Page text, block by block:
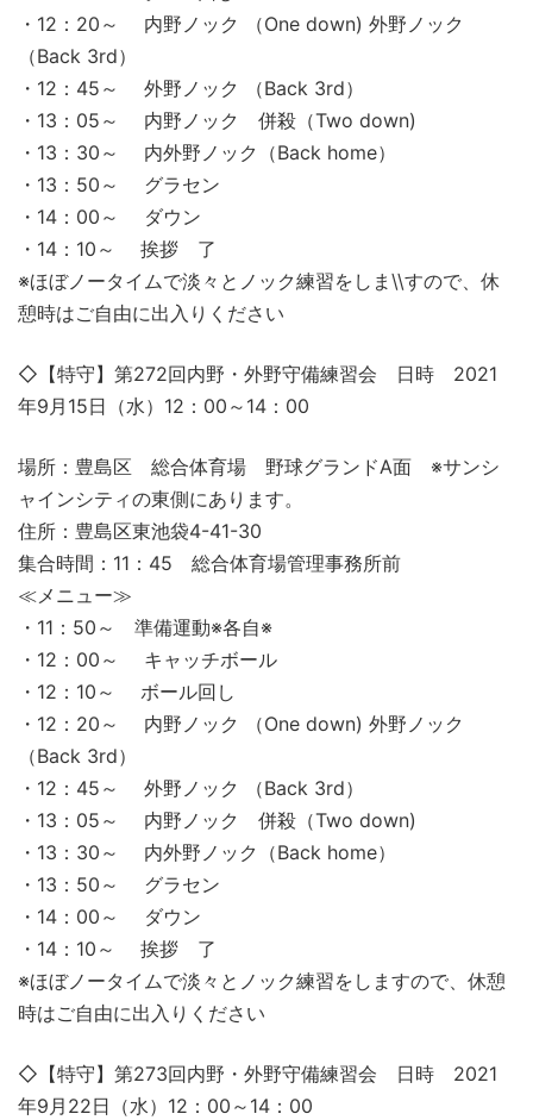
・12：20～ 内野ノック （One down) 外野ノック
（Back 3rd）
・12：45～ 外野ノック （Back 3rd）
・13：05～ 内野ノック 併殺（Two down)
・13：30～ 内外野ノック（Back home）
・13：50～ グラセン
・14：00～ ダウン
・14：10～ 挨拶 了
※ほぼノータイムで淡々とノック練習をしま\\すので、休
憩時はご自由に出入りください
◇【特守】第272回内野・外野守備練習会 日時 2021
年9月15日（水）12：00～14：00
場所：豊島区 総合体育場 野球グランドA面 ※サンシ
ャインシティの東側にあります。
住所：豊島区東池袋4-41-30
集合時間：11：45 総合体育場管理事務所前
≪メニュー≫
・11：50～ 準備運動※各自※
・12：00～ キャッチボール
・12：10～ ボール回し
・12：20～ 内野ノック （One down) 外野ノック
（Back 3rd）
・12：45～ 外野ノック （Back 3rd）
・13：05～ 内野ノック 併殺（Two down)
・13：30～ 内外野ノック（Back home）
・13：50～ グラセン
・14：00～ ダウン
・14：10～ 挨拶 了
※ほぼノータイムで淡々とノック練習をしますので、休憩
時はご自由に出入りください
◇【特守】第273回内野・外野守備練習会 日時 2021
年9月22日（水）12：00～14：00